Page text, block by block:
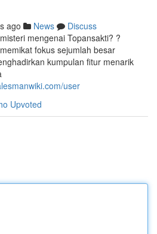
ago News
Discuss
mengenai Topansakti? ?
fokus sejumlah besar
kumpulan fitur menarik
user
Upvoted